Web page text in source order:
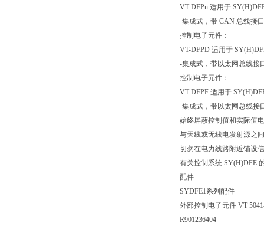
VT-DFPn 适用于
-集成式，带 CAN 总线接
控制电子元件：
VT-DFPD 适用于
-集成式，带以太网总线接
控制电子元件：
VT-DFPF 适用于
-集成式，带以太网总线接
始终屏蔽控制值和实际值
与天线或无线电发射源之
切勿在电力线路附近铺设
有关控制系统 SY(H)DFE
配件
SYDFE1系列配件
外部控制电子元件 VT
R901236404